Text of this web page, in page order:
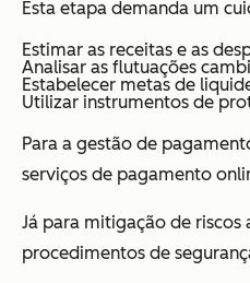
Esta etapa demanda um
Estimar as receitas e as
Analisar as flutuações
Estabelecer metas de
Utilizar instrumentos de
Para a gestão de
serviços de pagamento
Já para mitigação de
procedimentos de